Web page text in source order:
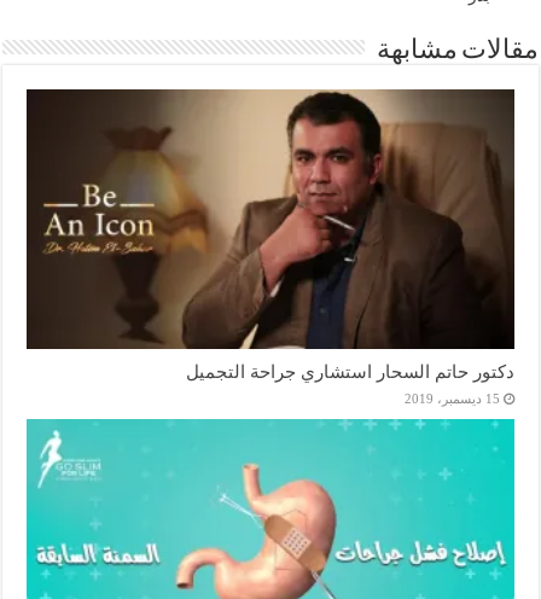
مقالات مشابهة
دكتور حاتم السحار استشاري جراحة التجميل
15 ديسمبر، 2019